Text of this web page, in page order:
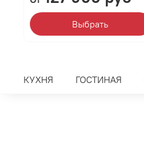
Выбрать
КУХНЯ ГОСТИНАЯ